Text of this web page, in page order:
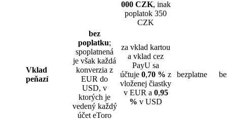
000 CZK, inak
poplatok 350
CZK
Vklad
peňazí
bez
poplatku;
spoplatnená
je však každá
konverzia z
EUR do
USD, v
ktorých je
vedený každý
účet eToro
za vklad kartou
a vklad cez
PayU sa
účtuje 0,70 % z
vloženej čiastky
v EUR a 0,95
% v USD
bezplatne